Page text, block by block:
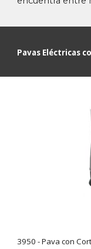
Pavas Eléctricas
3950 - Pava con